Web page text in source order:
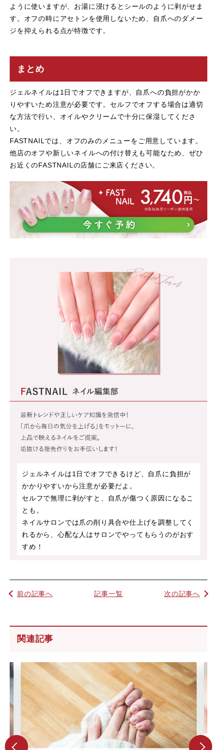
ように使いますが、お湯に浸けるとシールのように剥がせま
す。オフの時にアセトンを使用しないため、自爪へのダメー
ジを抑えられる点が特徴です。
まとめ
ジェルネイルは1日でオフできますが、自爪への負担がかか
りやすいため注意が必要です。セルフでオフする場合は適切
な方法で行い、オイルやクリームで十分に保湿してくださ
い。
FASTNAILでは、オフのみのメニューをご用意しています。
他店のオフや新しいネイルへの付け替えも可能なため、ぜひ
お近くのFASTNAILの店舗にご来店ください。
ジェルネイルは1日でオフできるけど、自爪に負担が
かかりやすいから注意が必要だよ。
セルフで無理に剥がすと、自爪が傷つく原因になるこ
とも。
ネイルサロンでは爪の削り具合や仕上げを調整してく
れるから、心配な人はサロンでやってもらうのがおす
すめ！
前の記事へ 記事一覧 次の記事へ
関連記事